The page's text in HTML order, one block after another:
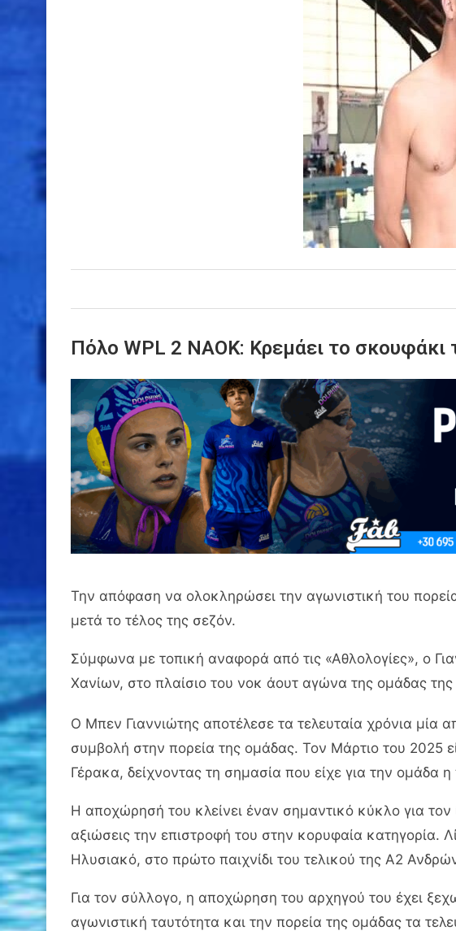
Πόλο WPL 2 ΝΑΟΚ: Κρεμάει το σκουφάκι
Την απόφαση να ολοκληρώσει την αγωνιστική του
μετά το τέλος της σεζόν.
Σύμφωνα με τοπική αναφορά από τις «Αθλολογίες», ο
Χανίων, στο πλαίσιο του νοκ άουτ αγώνα της ομάδας
Ο Μπεν Γιαννιώτης αποτέλεσε τα τελευταία χρόνια μία
συμβολή στην πορεία της ομάδας. Τον Μάρτιο του 2025
Γέρακα, δείχνοντας τη σημασία που είχε για την ομάδα
Η αποχώρησή του κλείνει έναν σημαντικό κύκλο για
αξιώσεις την επιστροφή του στην κορυφαία κατηγορία.
Ηλυσιακό, στο πρώτο παιχνίδι του τελικού της Α2
Για τον σύλλογο, η αποχώρηση του αρχηγού του έχει
αγωνιστική ταυτότητα και την πορεία της ομάδας τα